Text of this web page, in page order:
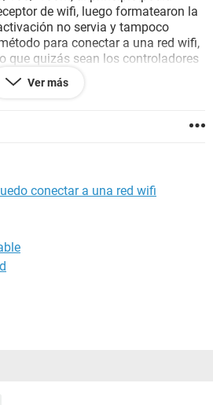
de wifi, luego formatearon la
no servia y tampoco
para conectar a una red wifi,
que quizás sean los controladores
que no es la versión correcta asi
pero no veo ningun cambio,
Controller
LAN 802.11n COMBO PCI-E NIC
red
Wireless LAN 802.11n
Ethernet
Ver más
conectar a una red wifi